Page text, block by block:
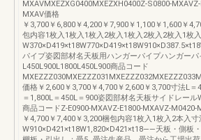
MXAVMXEZXG0400MXEZXH0400Z-S0800-
MXAV価格
￥3,700￥6,800￥4,200￥7,900￥1,100￥1,600￥
包内容1枚入1枚入1枚入2枚入1枚入2枚入2枚入1枚
パイプ姿図部材名天板用ハンガーパイプハンガーパ
L450L900L1800L450L900商品コード
価格￥2,600￥3,700￥4,700￥2,600￥3,700寸法L＝
＝1,800L＝450L＝900姿図部材名天板サイドレール
商品コードZ-E0900-MXAVZ-E1800-MXAVZ-M0420-
￥4,700￥7,400￥3,200梱包内容1枚入1枚入2本入寸
W910×D421×t18W1,820×D421×t18――天板・側板・